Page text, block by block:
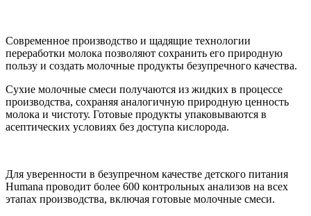
Современное производство и щадящие технологии
переработки молока позволяют сохранить его природную
пользу и создать молочные продукты безупречного качества.
Сухие молочные смеси получаются из жидких в процессе
производства, сохраняя аналогичную природную ценность
молока и чистоту. Готовые продукты упаковываются в
асептических условиях без доступа кислорода.
Для уверенности в безупречном качестве детского питания
Humana проводит более 600 контрольных анализов на всех
этапах производства, включая готовые молочные смеси.